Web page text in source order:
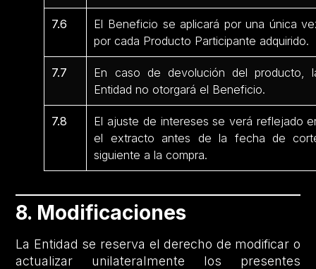
7.6
El Beneficio se aplicará por una única
por cada Producto Participante adquirido.
7.7
En caso de devolución del producto,
Entidad no otorgará el Beneficio.
7.8
El ajuste de intereses se verá reflejado
el extracto antes de la fecha de
siguiente a la compra.
8. Modificaciones
La Entidad se reserva el derecho de modificar o
actualizar unilateralmente los presentes